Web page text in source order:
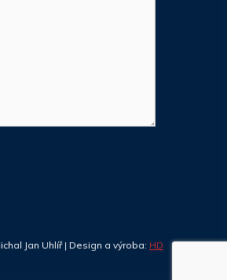
Jan Uhlíř | Design a výroba: HD